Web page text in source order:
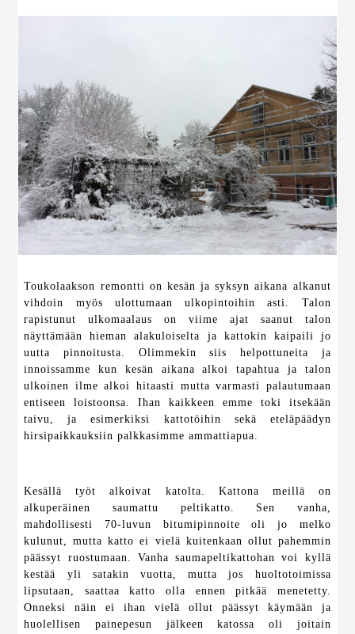
Toukolaakson remontti on kesän ja syksyn aikana alkanut
vihdoin myös ulottumaan ulkopintoihin asti. Talon
rapistunut ulkomaalaus on viime ajat saanut talon
näyttämään hieman alakuloiselta ja kattokin kaipaili jo
uutta pinnoitusta. Olimmekin siis helpottuneita ja
innoissamme kun kesän aikana alkoi tapahtua ja talon
ulkoinen ilme alkoi hitaasti mutta varmasti palautumaan
entiseen loistoonsa. Ihan kaikkeen emme toki itsekään
taivu, ja esimerkiksi kattotöihin sekä eteläpäädyn
hirsipaikkauksiin palkkasimme ammattiapua.
Kesällä työt alkoivat katolta. Kattona meillä on
alkuperäinen saumattu peltikatto. Sen vanha,
mahdollisesti 70-luvun bitumipinnoite oli jo melko
kulunut, mutta katto ei vielä kuitenkaan ollut pahemmin
päässyt ruostumaan. Vanha saumapeltikattohan voi kyllä
kestää yli satakin vuotta, mutta jos huoltotoimissa
lipsutaan, saattaa katto olla ennen pitkää menetetty.
Onneksi näin ei ihan vielä ollut päässyt käymään ja
huolellisen painepesun jälkeen katossa oli joitain